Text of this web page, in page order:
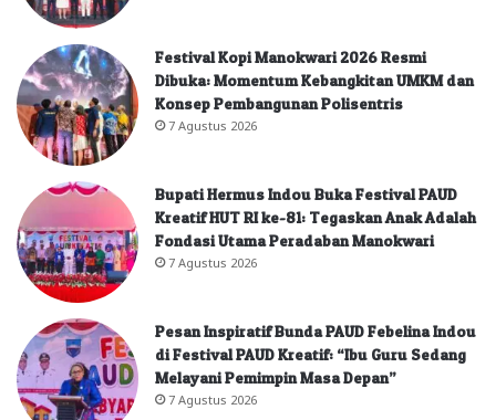
Festival Kopi Manokwari 2026 Resmi
Dibuka: Momentum Kebangkitan UMKM dan
Konsep Pembangunan Polisentris
7 Agustus 2026
Bupati Hermus Indou Buka Festival PAUD
Kreatif HUT RI ke-81: Tegaskan Anak Adalah
Fondasi Utama Peradaban Manokwari
7 Agustus 2026
Pesan Inspiratif Bunda PAUD Febelina Indou
di Festival PAUD Kreatif: “Ibu Guru Sedang
Melayani Pemimpin Masa Depan”
7 Agustus 2026